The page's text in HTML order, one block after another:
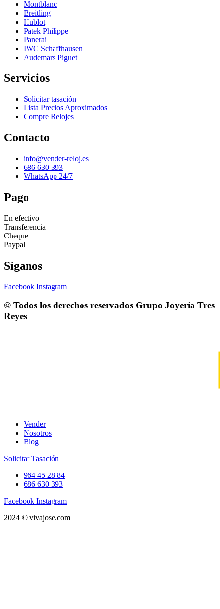
Montblanc
Breitling
Hublot
Patek Philippe
Panerai
IWC Schaffhausen
Audemars Piguet
Servicios
Solicitar tasación
Lista Precios Aproximados
Compre Relojes
Contacto
info@vender-reloj.es
686 630 393
WhatsApp 24/7
Pago
En efectivo
Transferencia
Cheque
Paypal
Síganos
Facebook Instagram
© Todos los derechos reservados Grupo Joyería Tres
Reyes
Vender
Nosotros
Blog
Solicitar Tasación
964 45 28 84
686 630 393
Facebook Instagram
2024 © vivajose.com